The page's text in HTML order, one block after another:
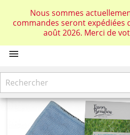
Nous sommes
commandes seront expédiées
août 2026. Merci de
Connexion
shopping_cart
